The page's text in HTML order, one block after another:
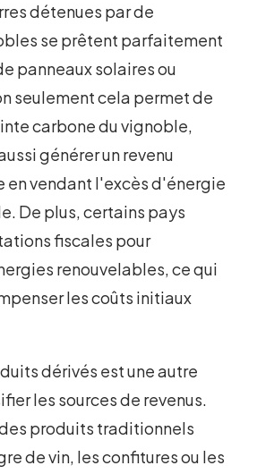
détenues par de
se prêtent parfaitement
panneaux solaires ou
seulement cela permet de
carbone du vignoble,
générer un revenu
en vendant l'excès d'énergie
De plus, certains pays
fiscales pour
renouvelables, ce qui
les coûts initiaux
dérivés est une autre
les sources de revenus.
produits traditionnels
de vin, les confitures ou les